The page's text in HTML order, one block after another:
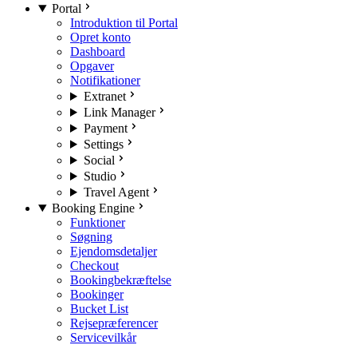
Portal
Introduktion til Portal
Opret konto
Dashboard
Opgaver
Notifikationer
Extranet
Link Manager
Payment
Settings
Social
Studio
Travel Agent
Booking Engine
Funktioner
Søgning
Ejendomsdetaljer
Checkout
Bookingbekræftelse
Bookinger
Bucket List
Rejsepræferencer
Servicevilkår